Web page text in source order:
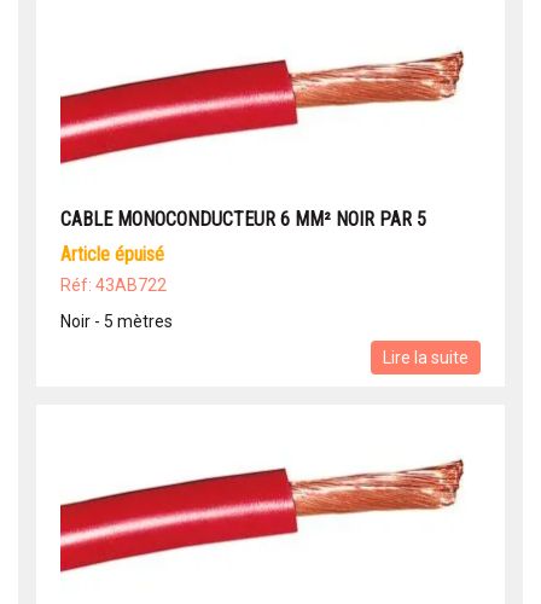
CABLE MONOCONDUCTEUR 6 MM² NOIR PAR 5
article épuisé
Réf: 43AB722
Noir - 5 mètres
Lire la suite